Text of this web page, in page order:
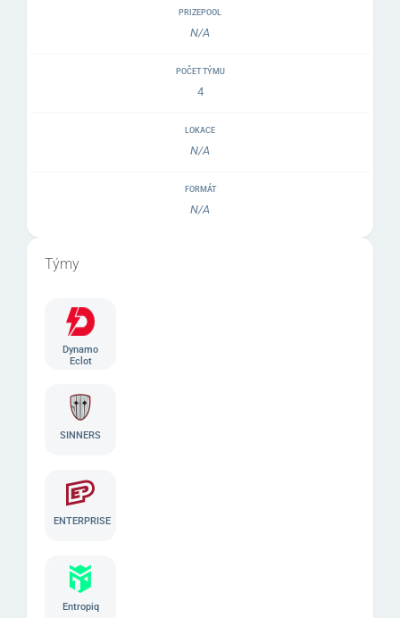
PRIZEPOOL
N/A
POČET TÝMU
4
LOKACE
N/A
FORMÁT
N/A
Týmy
Dynamo
Eclot
SINNERS
ENTERPRISE
Entropiq